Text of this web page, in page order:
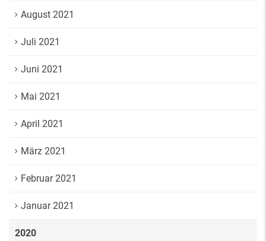
August 2021
Juli 2021
Juni 2021
Mai 2021
April 2021
März 2021
Februar 2021
Januar 2021
2020